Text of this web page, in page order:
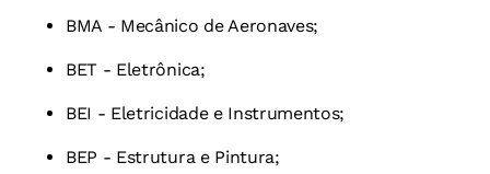
BMA - Mecânico de Aeronaves;
BET - Eletrônica;
BEI - Eletricidade e Instrumentos;
BEP - Estrutura e Pintura;